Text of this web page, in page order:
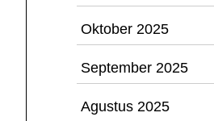
Oktober 2025
September 2025
Agustus 2025